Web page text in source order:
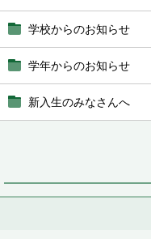
学校からのお知らせ
学年からのお知らせ
新入生のみなさんへ